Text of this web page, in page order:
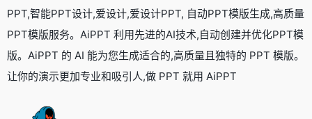
PPT,智能PPT设计,爱设计,爱设计PPT, 自动PPT模版生成,高质量
PPT模版服务。AiPPT 利用先进的AI技术,自动创建并优化PPT模
版。AiPPT 的 AI 能为您生成适合的,高质量且独特的 PPT 模版。
让你的演示更加专业和吸引人,做 PPT 就用 AiPPT